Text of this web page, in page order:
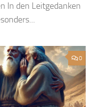
In den Leitgedanken
0